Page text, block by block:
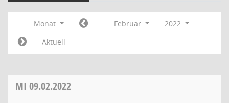
Monat Februar
2022
Aktuell
MI 09.02.2022